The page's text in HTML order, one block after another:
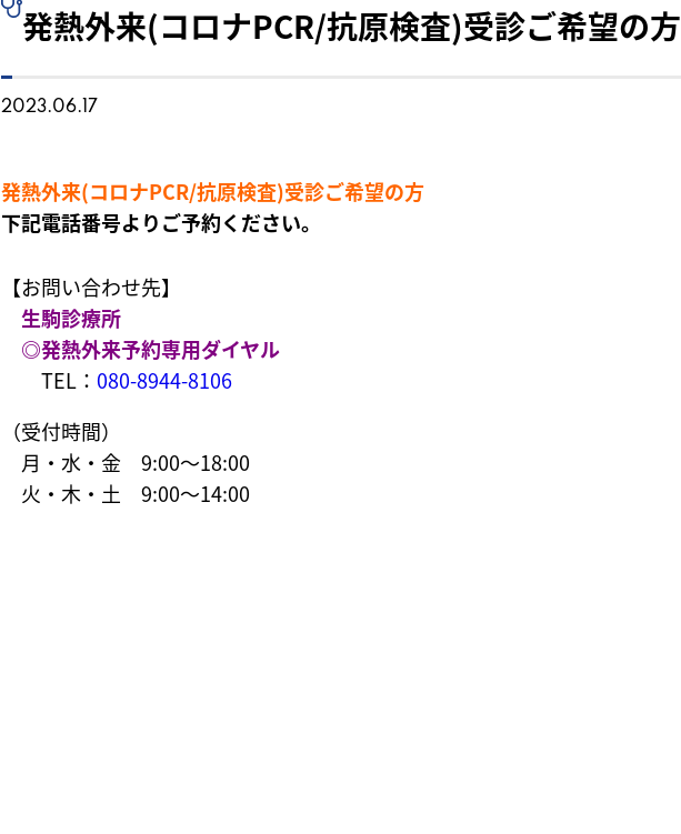
発熱外来(コロナPCR/抗原検査)受診ご希望の方
2023.06.17
発熱外来(コロナPCR/抗原検査)受診ご希望の方
下記電話番号よりご予約ください。
【お問い合わせ先】
生駒診療所
◎発熱外来予約専用ダイヤル
TEL： 080-8944-8106
（受付時間）
月・水・金 9:00～18:00
火・木・土 9:00～14:00